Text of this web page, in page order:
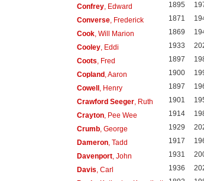
Confrey, Edward 1895
Converse, Frederick 1871
Cook, Will Marion 1869
Cooley, Eddi 1933
Coots , Fred 1897
Copland, Aaron 1900
Cowell, Henry 1897
Crawford Seeger, Ruth 1901
Crayton, Pee Wee 1914
Crumb, George 1929
Dameron, Tadd 1917
Davenport, John 1931
Davis , Carl 1936